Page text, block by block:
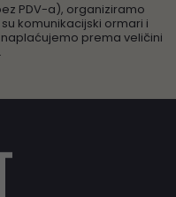
PDV-a), organiziramo
komunikacijski ormari i
prema veličini